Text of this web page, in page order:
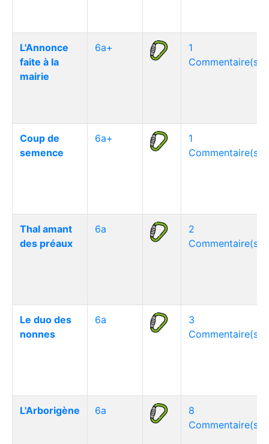
L'Annonce
faite à la
mairie
6a+
1
Commentaire(s)
Coup de
semence
6a+
1
Commentaire(s)
Thal amant
des préaux
6a
2
Commentaire(s)
Le duo des
nonnes
6a
3
Commentaire(s)
L'Arborigène 6a
8
Commentaire(s)